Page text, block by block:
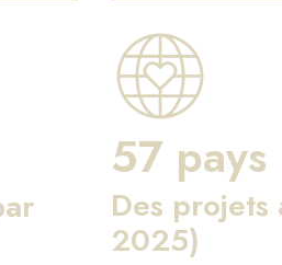
57 pays
Des
2025)